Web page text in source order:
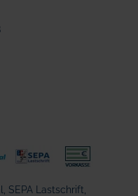
SEPA Lastschrift,